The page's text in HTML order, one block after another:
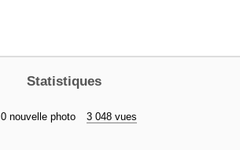
Statistiques
0 nouvelle photo 3 048 vues